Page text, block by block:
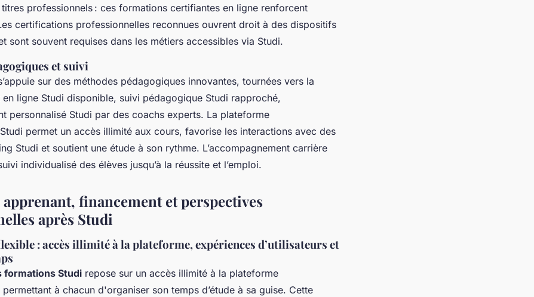
professionnels : ces formations certifiantes en ligne renforcent
certifications professionnelles reconnues ouvrent droit à des dispositifs
sont souvent requises dans les métiers accessibles via Studi.
et suivi
sur des méthodes pédagogiques innovantes, tournées vers la
en ligne Studi disponible, suivi pédagogique Studi rapproché,
personnalisé Studi par des coachs experts. La plateforme
permet un accès illimité aux cours, favorise les interactions avec des
Studi et soutient une étude à son rythme. L’accompagnement carrière
individualisé des élèves jusqu’à la réussite et l’emploi.
financement et perspectives
après Studi
: accès illimité à la plateforme, expériences d’utilisateurs et
formations Studi repose sur un accès illimité à la plateforme
permettant à chacun d'organiser son temps d’étude à sa guise. Cette